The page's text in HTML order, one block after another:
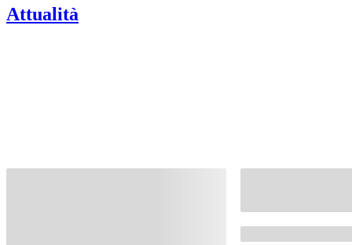
Attualità